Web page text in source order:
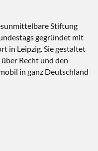
Stiftung
gegründet mit
in Leipzig. Sie gestaltet
Recht und den
in ganz Deutschland